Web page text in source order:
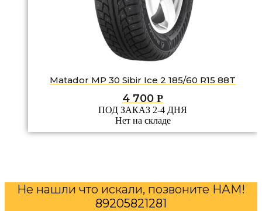
Matador MP 30 Sibir Ice 2 185/60 R15 88T
4 700 Р
ПОД ЗАКАЗ 2-4 ДНЯ
Нет на складе
Не нашли что искали, позвоните НАМ!
89205821281